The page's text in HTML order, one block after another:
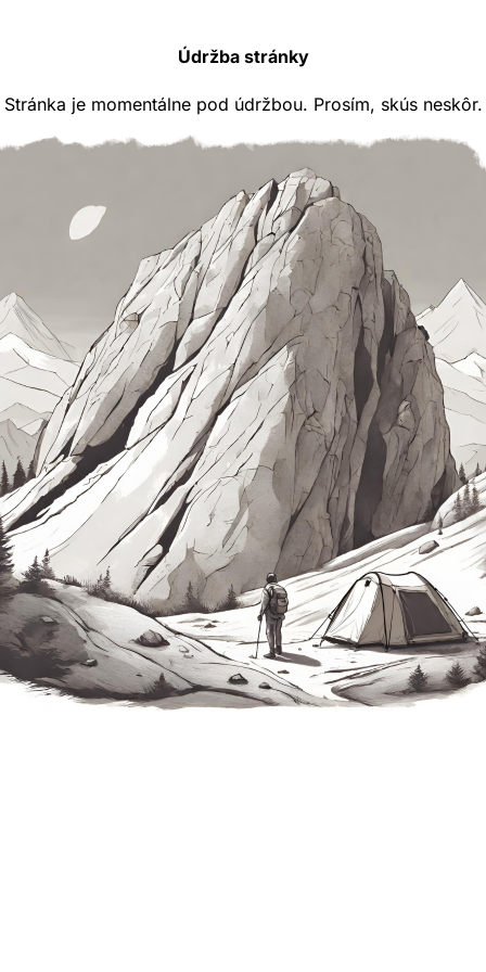
Údržba stránky
Stránka je momentálne pod údržbou. Prosím, skús neskôr.